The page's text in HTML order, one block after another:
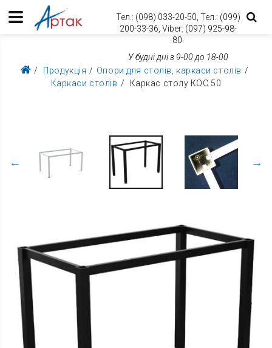
Тел.: (098) 033-20-50, Тел.: (099)
200-33-36, Viber: (097) 925-98-
80.
У будні дні з 9-00 до 18-00
Продукція
Опори для столів, каркаси столів
Каркаси столів
Каркас столу КОС 50